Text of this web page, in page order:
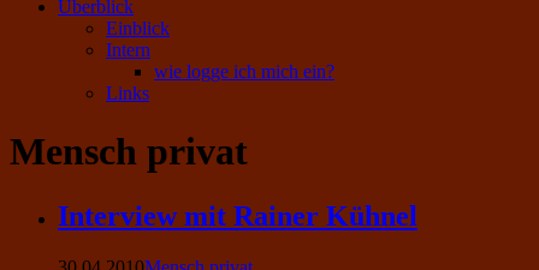
Überblick
Einblick
Intern
wie logge ich mich ein?
Links
Mensch privat
Interview mit Rainer Kühnel